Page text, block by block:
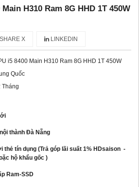
H310 Ram 8G HHD 1T 450W
SHARE X LINKEDIN
i5 8400 Main H310 Ram 8G HHD 1T 450W
Quốc
Tháng
thành Đà Nẵng
thẻ tín dụng (Trả góp lãi suất 1% HDsaison -
hộ khẩu gốc )
Ram-SSD